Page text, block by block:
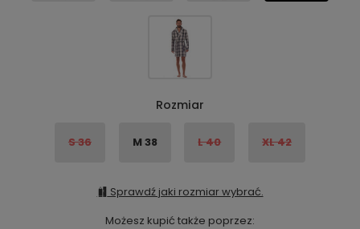
Rozmiar
S 36 M 38 L 40 XL 42
Sprawdź jaki rozmiar wybrać.
Możesz kupić także poprzez: